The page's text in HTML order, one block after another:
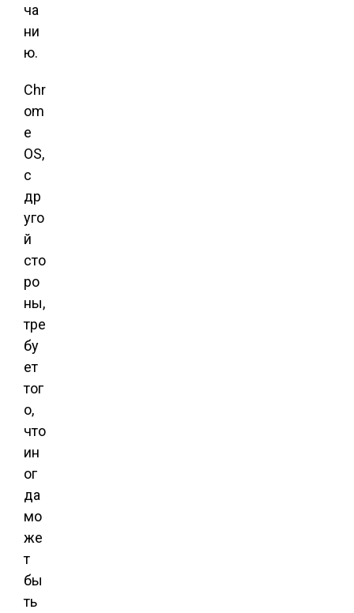
ча
ни
ю.
Chr
om
e
OS,
с
др
уго
й
сто
ро
ны,
тре
бу
ет
тог
о,
что
ин
ог
да
мо
же
т
бы
ть